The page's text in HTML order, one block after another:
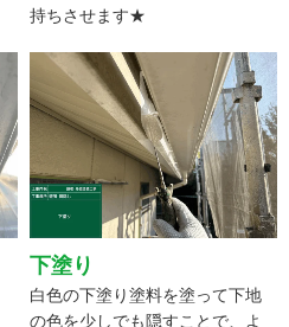
持ちさせます★
下塗り
白色の下塗り塗料を塗って下地
の色を少しでも隠すことで、よ